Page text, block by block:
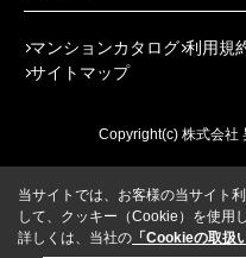
マンションカタログ 利用規
サイトマップ
Copyright(c) 株式会社
当サイトでは、お客様の当サイト
して、クッキー（Cookie）を使用
詳しくは、当社の 「Cookieの取扱